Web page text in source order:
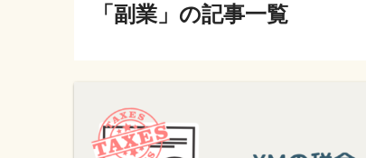
「副業」の記事一覧